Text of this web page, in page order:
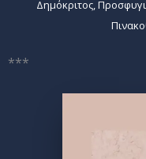
Δημόκριτος,
***